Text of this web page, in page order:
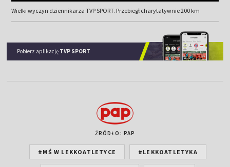
Wielki wyczyn dziennikarza TVP SPORT. Przebiegł charytatywnie 200 km
Pobierz aplikację TVP SPORT
ŹRÓDŁO: PAP
#MŚ W LEKKOATLETYCE #LEKKOATLETYKA